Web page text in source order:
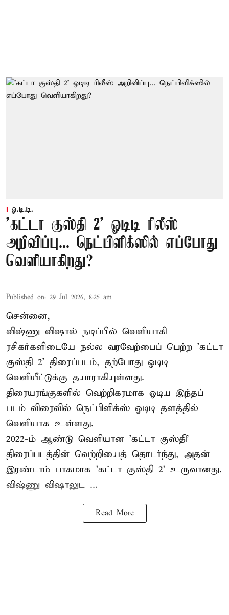
ஓ.டி.டி.
'கட்டா குஸ்தி 2' ஓடிடி ரிலீஸ்
அறிவிப்பு... நெட்பிளிக்ஸில் எப்போது
வெளியாகிறது?
Published on: 29 Jul 2026, 8:25 am
சென்னை,
விஷ்ணு விஷால் நடிப்பில் வெளியாகி
ரசிகர்களிடையே நல்ல வரவேற்பைப் பெற்ற 'கட்டா
குஸ்தி 2' திரைப்படம், தற்போது ஓடிடி
வெளியீட்டுக்கு தயாராகியுள்ளது.
திரையரங்குகளில் வெற்றிகரமாக ஓடிய இந்தப்
படம் விரைவில் நெட்பிளிக்ஸ் ஓடிடி தளத்தில்
வெளியாக உள்ளது.
2022-ம் ஆண்டு வெளியான 'கட்டா குஸ்தி'
திரைப்படத்தின் வெற்றியைத் தொடர்ந்து, அதன்
இரண்டாம் பாகமாக 'கட்டா குஸ்தி 2' உருவானது.
விஷ்ணு விஷாலுட ...
Read More